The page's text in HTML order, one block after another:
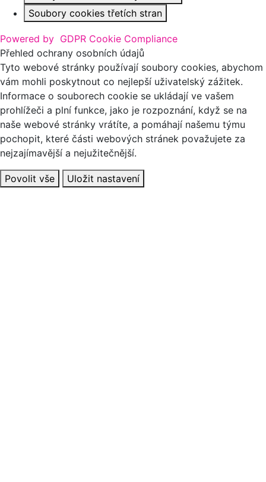
Soubory cookies třetích stran
Powered by GDPR Cookie Compliance
Přehled ochrany osobních údajů
Tyto webové stránky používají soubory cookies, abychom
vám mohli poskytnout co nejlepší uživatelský zážitek.
Informace o souborech cookie se ukládají ve vašem
prohlížeči a plní funkce, jako je rozpoznání, když se na
naše webové stránky vrátíte, a pomáhají našemu týmu
pochopit, které části webových stránek považujete za
nejzajímavější a nejužitečnější.
Povolit vše Uložit nastavení